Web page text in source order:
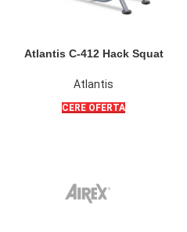
Atlantis C-412 Hack Squat
PL
Atlantis
CERE OFERTA